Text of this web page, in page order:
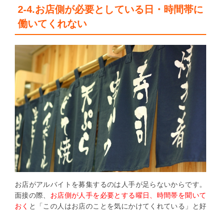
2-4.お店側が必要としている日・時間帯に
働いてくれない
お店がアルバイトを募集するのは人手が足らないからです。
面接の際、 お店側が人手を必要とする曜日、時間帯を聞いて
おく と「この人はお店のことを気にかけてくれている」と好